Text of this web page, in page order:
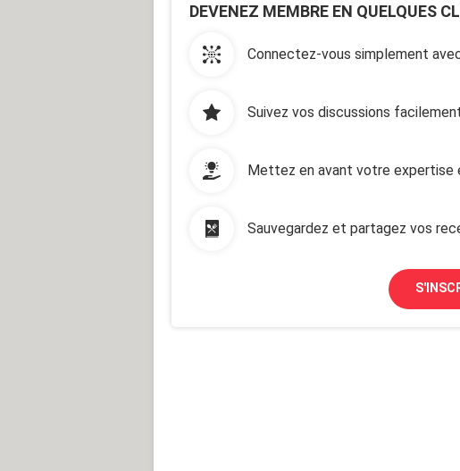
DEVENEZ MEMBRE EN QUELQUES
Connectez-vous simplement
Suivez vos discussions
Mettez en avant votre expertise
Sauvegardez et partagez vos